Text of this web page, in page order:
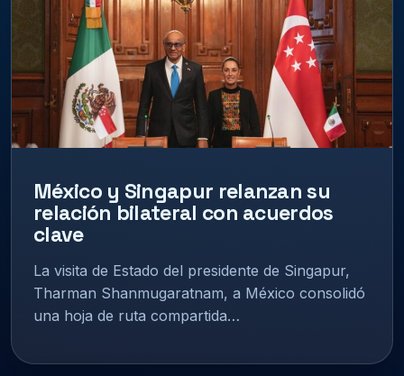
México y Singapur relanzan su
relación bilateral con acuerdos
clave
La visita de Estado del presidente de Singapur,
Tharman Shanmugaratnam, a México consolidó
una hoja de ruta compartida…